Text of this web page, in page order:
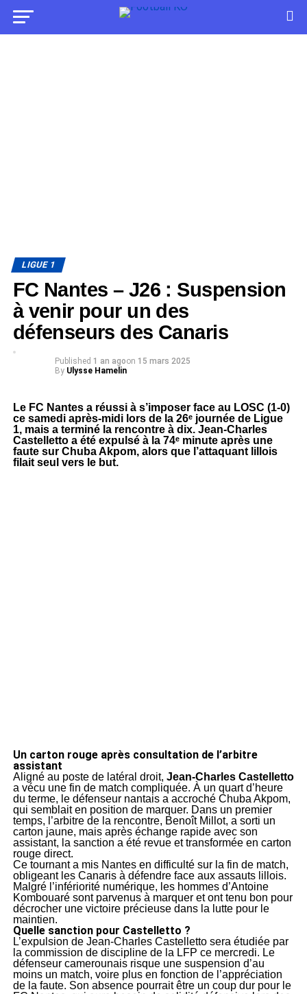
LIGUE 1
FC Nantes – J26 : Suspension
à venir pour un des
défenseurs des Canaris
Published 1 an agoon 15 mars 2025
By Ulysse Hamelin
Le FC Nantes a réussi à s’imposer face au LOSC (1-0)
ce samedi après-midi lors de la 26ᵉ journée de Ligue
1, mais a terminé la rencontre à dix. Jean-Charles
Castelletto a été expulsé à la 74ᵉ minute après une
faute sur Chuba Akpom, alors que l’attaquant lillois
filait seul vers le but.
Un carton rouge après consultation de l’arbitre
assistant
Aligné au poste de latéral droit, Jean-Charles Castelletto
a vécu une fin de match compliquée. À un quart d’heure
du terme, le défenseur nantais a accroché Chuba Akpom,
qui semblait en position de marquer. Dans un premier
temps, l’arbitre de la rencontre, Benoît Millot, a sorti un
carton jaune, mais après échange rapide avec son
assistant, la sanction a été revue et transformée en carton
rouge direct.
Ce tournant a mis Nantes en difficulté sur la fin de match,
obligeant les Canaris à défendre face aux assauts lillois.
Malgré l’infériorité numérique, les hommes d’Antoine
Kombouaré sont parvenus à marquer et ont tenu bon pour
décrocher une victoire précieuse dans la lutte pour le
maintien.
Quelle sanction pour Castelletto ?
L’expulsion de Jean-Charles Castelletto sera étudiée par
la commission de discipline de la LFP ce mercredi. Le
défenseur camerounais risque une suspension d’au
moins un match, voire plus en fonction de l’appréciation
de la faute. Son absence pourrait être un coup dur pour le